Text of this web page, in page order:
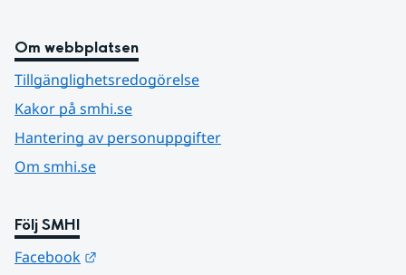
Om webbplatsen
Tillgänglighetsredogörelse
Kakor på smhi.se
Hantering av personuppgifter
Om smhi.se
Följ SMHI
Facebook